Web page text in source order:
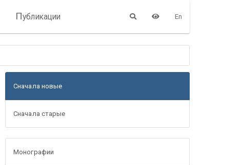
Публикации En
Сначала новые
Сначала старые
Монографии